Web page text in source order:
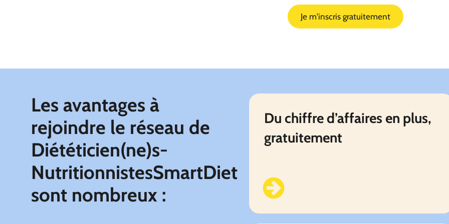
Je m'inscris gratuitement
Les avantages à
rejoindre le réseau de
Diététicien(ne)s-
NutritionnistesSmartDiet
sont nombreux :
Du chiffre d’affaires en plus,
gratuitement